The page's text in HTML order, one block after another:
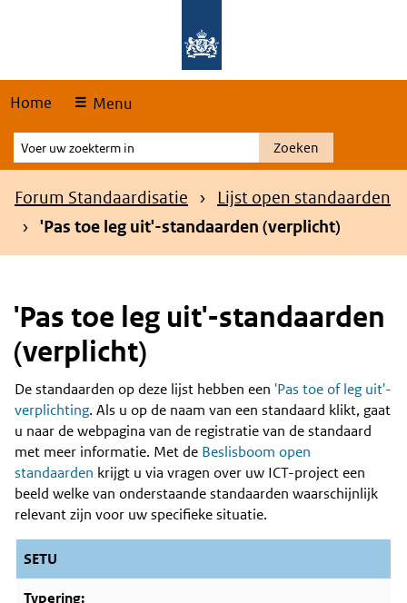
Home Menu
Voer
uw
zoekterm
Zoeken
Kruimelpad
Forum Standaardisatie
Lijst open standaarden
'Pas toe leg uit'-standaarden (verplicht)
'Pas toe leg uit'-standaarden
(verplicht)
Content
De standaarden op deze lijst hebben een 'Pas toe of leg uit'-
verplichting. Als u op de naam van een standaard klikt, gaat
u naar de webpagina van de registratie van de standaard
met meer informatie. Met de Beslisboom open
standaarden krijgt u via vragen over uw ICT-project een
beeld welke van onderstaande standaarden waarschijnlijk
relevant zijn voor uw specifieke situatie.
SETU